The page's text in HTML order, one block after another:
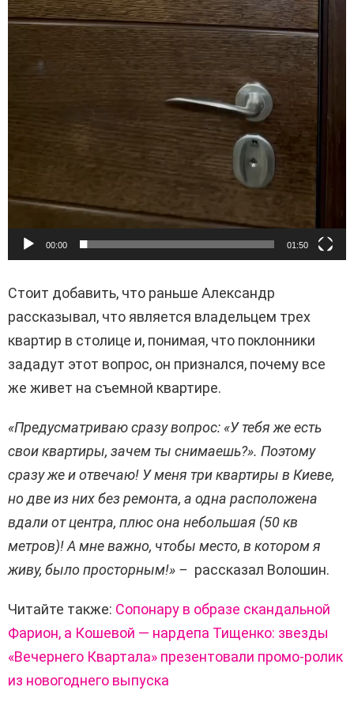
00:00 01:50
Стоит добавить, что раньше Александр
рассказывал, что является владельцем трех
квартир в столице и, понимая, что поклонники
зададут этот вопрос, он признался, почему все
же живет на съемной квартире.
«Предусматриваю сразу вопрос: «У тебя же есть
свои квартиры, зачем ты снимаешь?». Поэтому
сразу же и отвечаю! У меня три квартиры в Киеве,
но две из них без ремонта, а одна расположена
вдали от центра, плюс она небольшая (50 кв
метров)! А мне важно, чтобы место, в котором я
живу, было просторным!» – рассказал Волошин.
Читайте также: Сопонару в образе скандальной
Фарион, а Кошевой — нардепа Тищенко: звезды
«Вечернего Квартала» презентовали промо-ролик
из новогоднего выпуска